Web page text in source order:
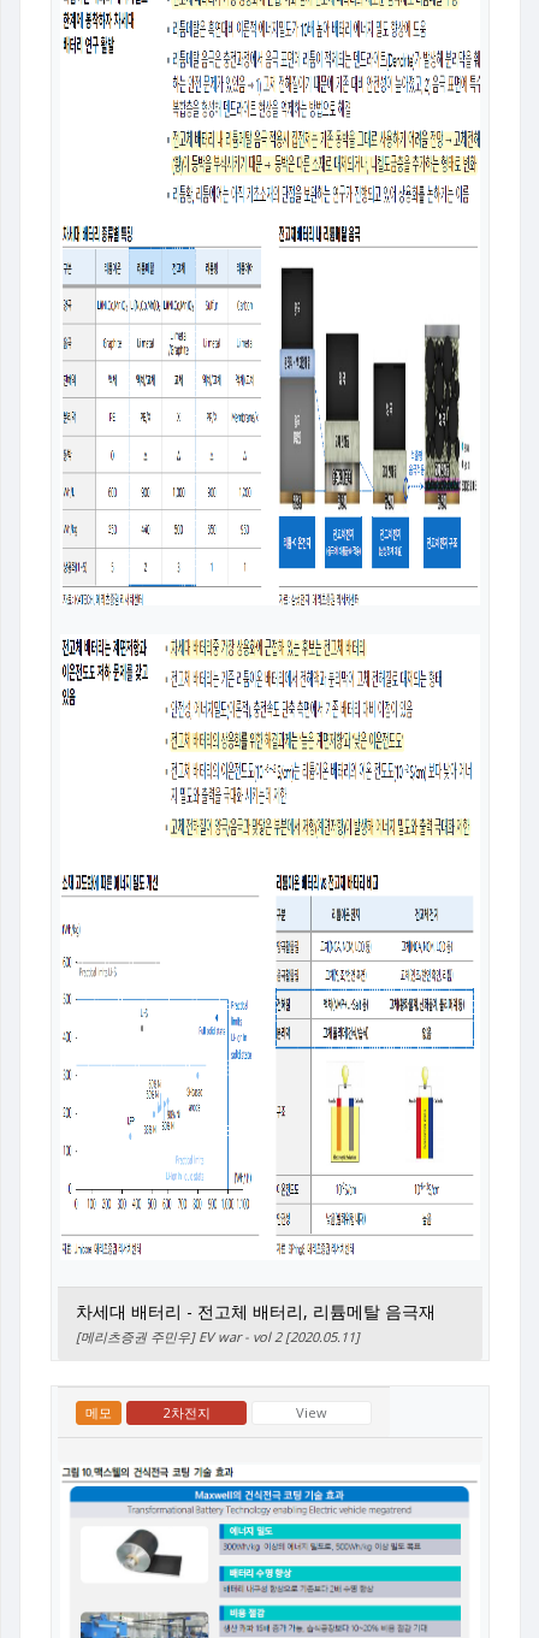
차세대 배터리 - 전고체 배터리, 리튬메탈 음극재
[메리츠증권 주민우] EV war - vol 2 [2020.05.11]
메모 2차전지 View